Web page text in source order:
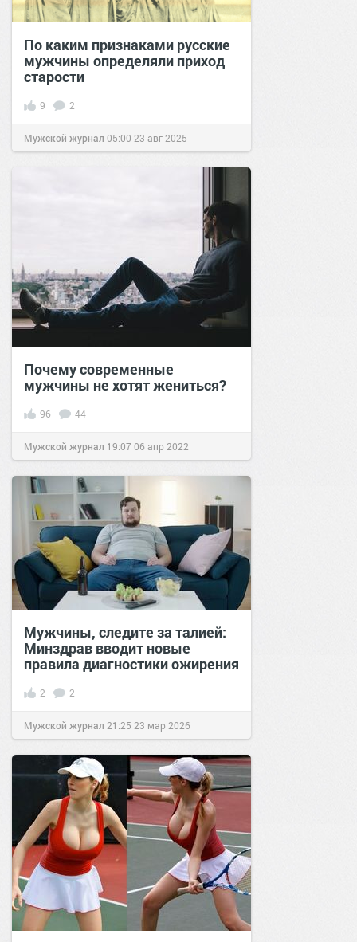
По каким признаками русские
мужчины определяли приход
старости
9 2
Мужской журнал 05:00 23 авг 2025
Почему современные
мужчины не хотят жениться?
96 44
Мужской журнал 19:07 06 апр 2022
Мужчины, следите за талией:
Минздрав вводит новые
правила диагностики ожирения
2 2
Мужской журнал 21:25 23 мар 2026